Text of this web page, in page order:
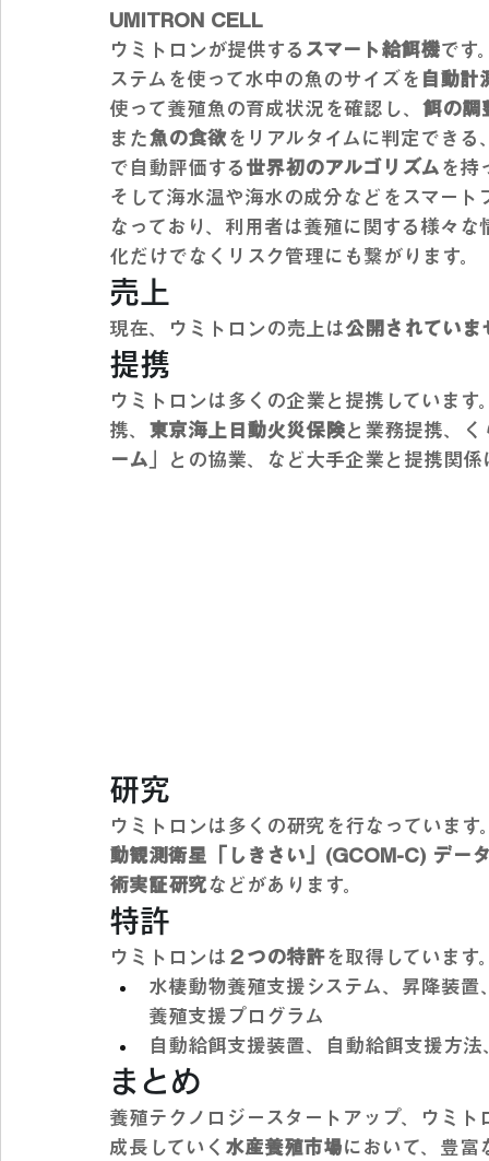
UMITRON CELL
ウミトロンが提供する スマート給餌機です
ステムを使って水中の魚のサイズを 自動計
使って養殖魚の育成状況を確認し、 餌の調
また魚の食欲をリアルタイムに判定でき
で自動評価する 世界初のアルゴリズム を持
そして海水温や海水の成分などをスマー
なっており、利用者は養殖に関する様々
化だけでなくリスク管理にも繋がります。
売上
現在、ウミトロンの売上は公開されていま
提携
ウミトロンは多くの企業と提携していま
携、 東京海上日動火災保険と業務提携、
ーム 」との協業、など大手企業と提携関
研究
ウミトロンは多くの研究を行なっています
動観測衛星「しきさい」(GCOM-C) デー
術実証研究などがあります。
特許
ウミトロンは ２つの特許を取得しています
水棲動物養殖支援システム、昇降装
養殖支援プログラム
自動給餌支援装置、自動給餌支援方
まとめ
養殖テクノロジースタートアップ、ウミ
成長していく 水産養殖市場において、豊富